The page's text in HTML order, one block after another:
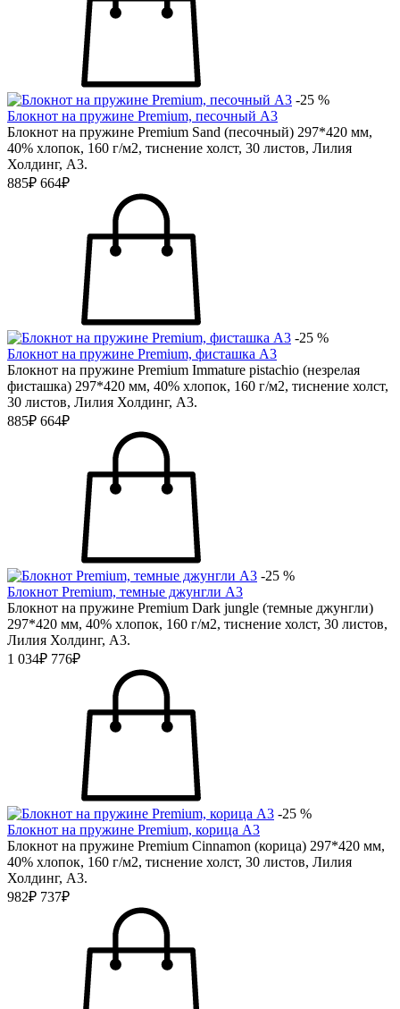
-25 %
Блокнот на пружине Premium, песочный А3
Блокнот на пружине Premium Sand (песочный) 297*420 мм,
40% хлопок, 160 г/м2, тиснение холст, 30 листов, Лилия
Холдинг, А3.
885₽ 664₽
-25 %
Блокнот на пружине Premium, фисташка А3
Блокнот на пружине Premium Immature pistachio (незрелая
фисташка) 297*420 мм, 40% хлопок, 160 г/м2, тиснение холст,
30 листов, Лилия Холдинг, А3.
885₽ 664₽
-25 %
Блокнот Premium, темные джунгли А3
Блокнот на пружине Premium Dark jungle (темные джунгли)
297*420 мм, 40% хлопок, 160 г/м2, тиснение холст, 30 листов,
Лилия Холдинг, А3.
1 034₽ 776₽
-25 %
Блокнот на пружине Premium, корица А3
Блокнот на пружине Premium Cinnamon (корица) 297*420 мм,
40% хлопок, 160 г/м2, тиснение холст, 30 листов, Лилия
Холдинг, А3.
982₽ 737₽